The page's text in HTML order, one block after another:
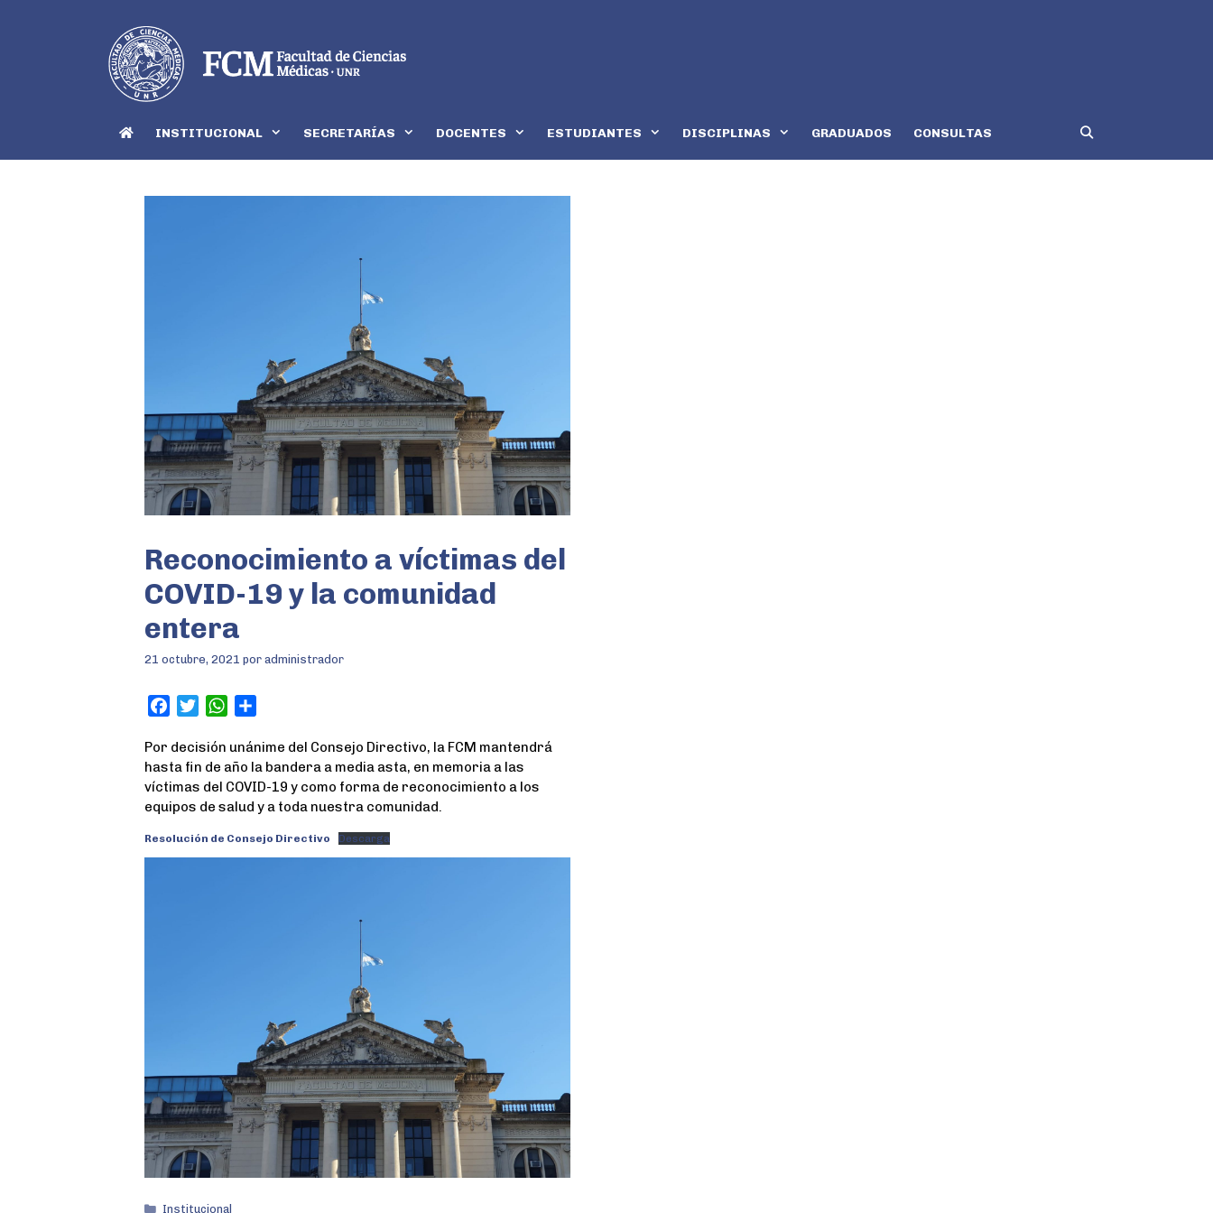
INSTITUCIONAL SECRETARÍAS DOCENTES ESTUDIANTES DISCIPLINAS GRADUADOS CONSULTAS
Reconocimiento a víctimas del
COVID-19 y la comunidad
entera
21 octubre, 2021 por administrador
c
e
b
o
o
k
i
t
t
e
r
W
a
t
s
A
p
p
a
r
e
Por decisión unánime del Consejo Directivo, la FCM mantendrá
hasta fin de año la bandera a media asta, en memoria a las
víctimas del COVID-19 y como forma de reconocimiento a los
equipos de salud y a toda nuestra comunidad.
Resolución de Consejo Directivo Descarga
Institucional